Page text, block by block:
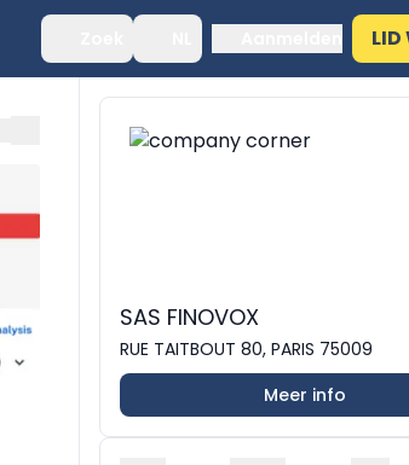
LID
SAS FINOVOX
RUE TAITBOUT 80, PARIS 75009
Meer info